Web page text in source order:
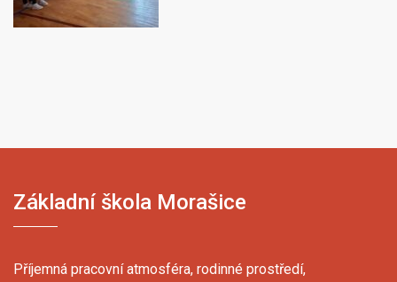
Základní škola Morašice
Příjemná pracovní atmosféra, rodinné prostředí,